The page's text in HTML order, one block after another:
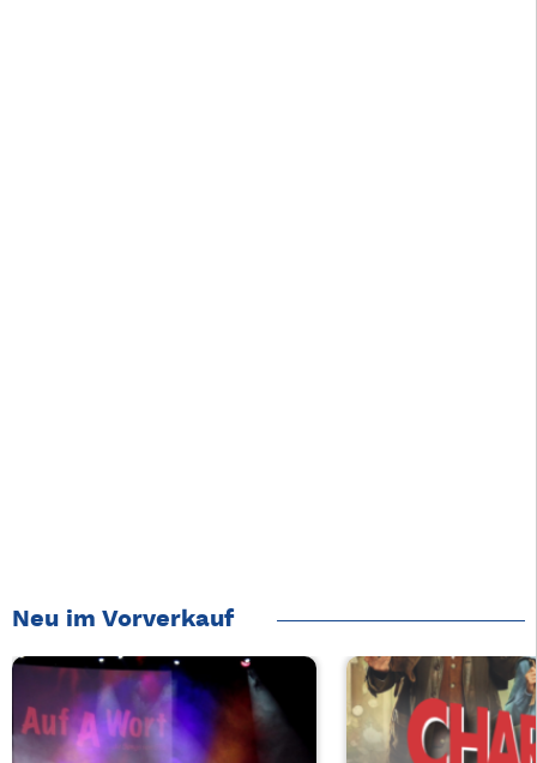
Neu im Vorverkauf